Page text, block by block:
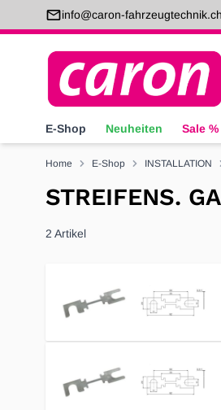
Direkt zum Inhaltinfo@caron-fahrzeugtechnik.ch
E-Shop Neuheiten Sale %
Home E-Shop INSTALLATION
STREIFENS.
2 Artikel